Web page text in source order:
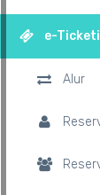
e-
Alur